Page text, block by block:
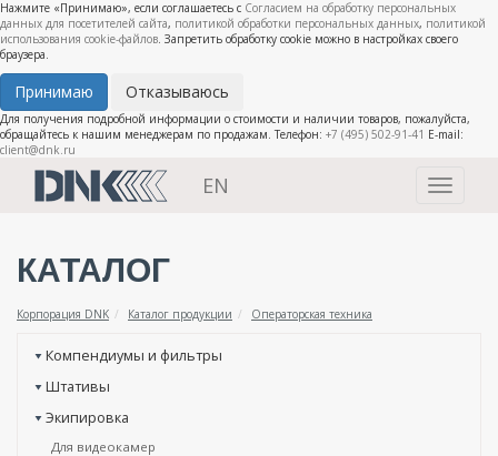
Нажмите «Принимаю», если соглашаетесь с Согласием на обработку персональных
данных для посетителей сайта, политикой обработки персональных данных, политикой
использования cookie-файлов. Запретить обработку cookie можно в настройках своего
браузера.
Принимаю Отказываюсь
Для получения подробной информации о стоимости и наличии товаров, пожалуйста,
обращайтесь к нашим менеджерам по продажам. Телефон: +7 (495) 502-91-41 E-mail:
client@dnk.ru
Toggle
EN
КАТАЛОГ
Корпорация DNK Каталог продукции Операторская техника
Компендиумы и фильтры
Штативы
Экипировка
Для видеокамер